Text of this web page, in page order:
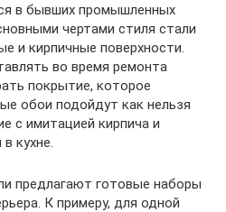
в бывших промышленных
чертами стиля стали
и кирпичные поверхности.
во время ремонта
покрытие, которое
обои подойдут как нельзя
с имитацией кирпича и
кухне.
предлагают готовые наборы
К примеру, для одной